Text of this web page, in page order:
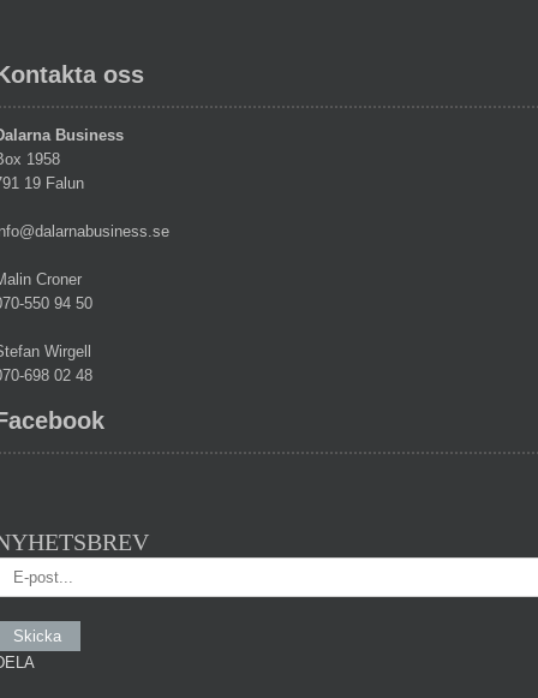
oss
Business
1958
19 Falun
Croner
550 94 50
Wirgell
698 02 48